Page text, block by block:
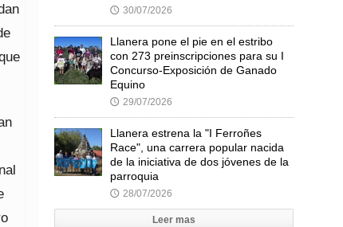
🕔 30/07/2026
Llanera pone el pie en el estribo
con 273 preinscripciones para su I
Concurso-Exposición de Ganado
Equino
🕔 29/07/2026
Llanera estrena la "I Ferroñes
Race", una carrera popular nacida
de la iniciativa de dos jóvenes de la
parroquia
🕔 28/07/2026
Leer mas